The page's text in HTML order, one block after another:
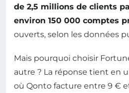
de 2,5 millions de clients
environ 150 000 comptes
ouverts, selon les données
Mais pourquoi choisir
autre ? La réponse tient en
où Qonto facture entre 9 €